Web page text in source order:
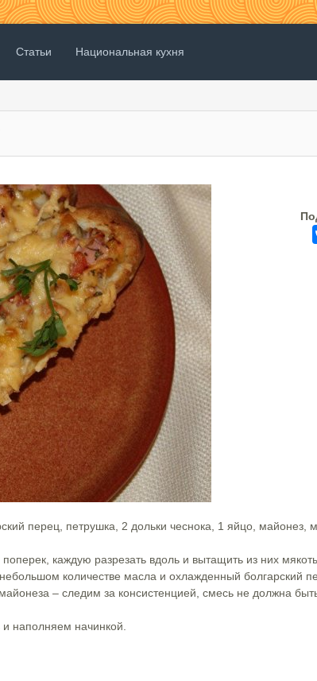
Статьи Национальная кухня
перец, петрушка, 2 дольки чеснока, 1 яйцо, майонез,
каждую разрезать вдоль и вытащить из них
количестве масла и охлажденный болгарский
– следим за консистенцией, смесь не должна
наполняем начинкой.